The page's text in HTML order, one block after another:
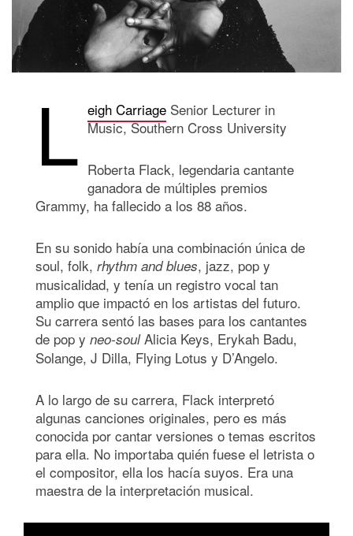
L eigh Carriage Senior Lecturer in
Music, Southern Cross University
Roberta Flack, legendaria cantante
ganadora de múltiples premios
Grammy, ha fallecido a los 88 años.
En su sonido había una combinación única de
soul, folk, rhythm and blues, jazz, pop y
musicalidad, y tenía un registro vocal tan
amplio que impactó en los artistas del futuro.
Su carrera sentó las bases para los cantantes
de pop y neo-soulAlicia Keys, Erykah Badu,
Solange, J Dilla, Flying Lotus y D’Angelo.
A lo largo de su carrera, Flack interpretó
algunas canciones originales, pero es más
conocida por cantar versiones o temas escritos
para ella. No importaba quién fuese el letrista o
el compositor, ella los hacía suyos. Era una
maestra de la interpretación musical.